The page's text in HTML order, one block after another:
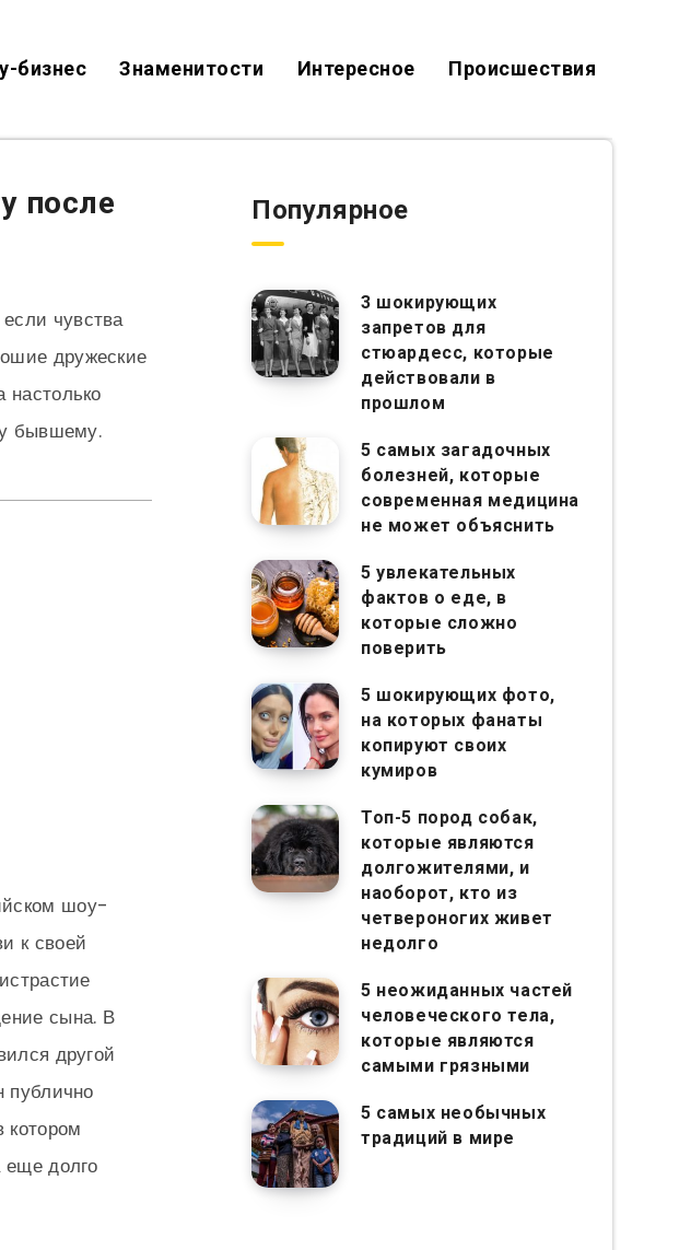
бизнес Знаменитости Интересное Происшествия
после
чувства
дружеские
бывшему.
шоу-
к своей
сына. В
другой
публично
котором
еще долго
Популярное
3 шокирующих
запретов для
стюардесс, которые
действовали в
прошлом
5 самых загадочных
болезней, которые
современная медицина
не может объяснить
5 увлекательных
фактов о еде, в
которые сложно
поверить
5 шокирующих фото,
на которых фанаты
копируют своих
кумиров
Топ-5 пород собак,
которые являются
долгожителями, и
наоборот, кто из
четвероногих живет
недолго
5 неожиданных частей
человеческого тела,
которые являются
самыми грязными
5 самых необычных
традиций в мире